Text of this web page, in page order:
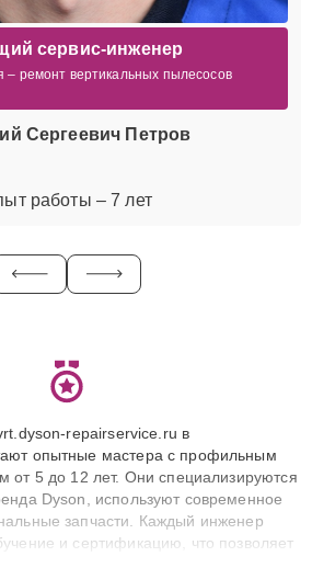
сервис-инженер
– ремонт вертикальных пылесосов
Сергеевич Петров
работы – 7 лет
repairservice.ru в
опытные мастера с профильным
от 5 до 12 лет. Они специализируются
Dyson, используют современное
запчасти. Каждый инженер
и сертификацию, что позволяет